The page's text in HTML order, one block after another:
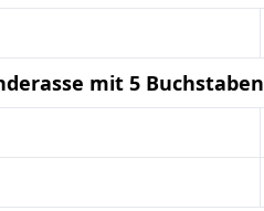
mit 5 Buchstaben